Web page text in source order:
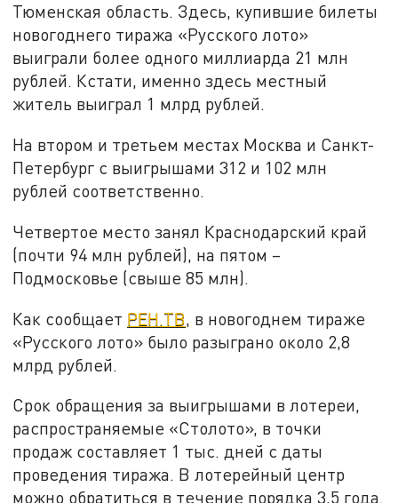
Тюменская область. Здесь, купившие билеты
новогоднего тиража «Русского лото»
выиграли более одного миллиарда 21 млн
рублей. Кстати, именно здесь местный
житель выиграл 1 млрд рублей.
На втором и третьем местах Москва и Санкт-
Петербург с выигрышами 312 и 102 млн
рублей соответственно.
Четвертое место занял Краснодарский край
(почти 94 млн рублей), на пятом –
Подмосковье (свыше 85 млн).
Как сообщает РЕН.ТВ , в новогоднем тираже
«Русского лото» было разыграно около 2,8
млрд рублей.
Срок обращения за выигрышами в лотереи,
распространяемые «Столото», в точки
продаж составляет 1 тыс. дней с даты
проведения тиража. В лотерейный центр
можно обратиться в течение порядка 3,5 года.